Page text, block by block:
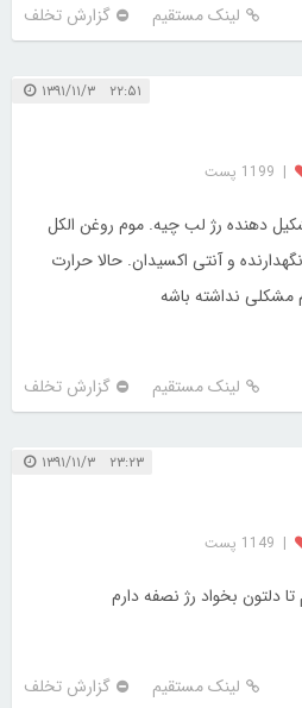
لینک مستقیم گزارش تخلف
۲۲:۵۱ ۱۳۹۱/۱۱/۳
| 1199 پست
دهنده رژ لب چیه. موم روغن الکل
و آنتی اکسیدان. حالا حرارت
مشکلی نداشته باشه
لینک مستقیم گزارش تخلف
۲۳:۲۳ ۱۳۹۱/۱۱/۳
| 1149 پست
دلتون بخواد رژ نصفه دارم
لینک مستقیم گزارش تخلف